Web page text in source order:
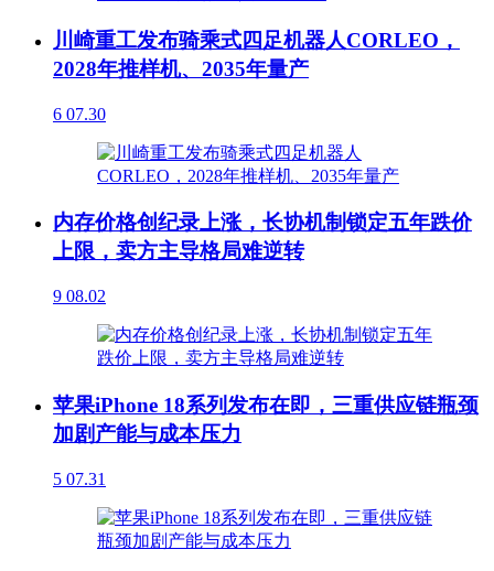
川崎重工发布骑乘式四足机器人CORLEO，
2028年推样机、2035年量产
6 07.30
内存价格创纪录上涨，长协机制锁定五年跌价
上限，卖方主导格局难逆转
9 08.02
苹果iPhone 18系列发布在即，三重供应链瓶颈
加剧产能与成本压力
5 07.31